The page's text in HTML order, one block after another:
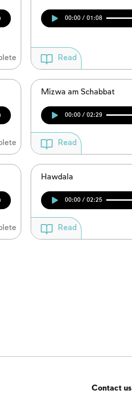
00:00 / 01:08
Read
Mizwa am Schabbat
00:00 / 02:29
Read
Hawdala
00:00 / 02:25
Read
Contact us